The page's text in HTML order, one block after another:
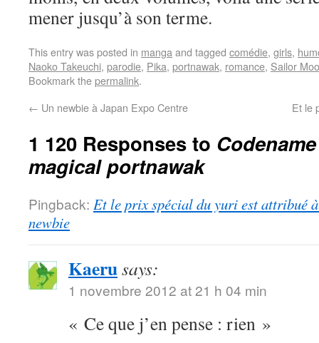
mener jusqu’à son terme.
This entry was posted in mangaand tagged comédie, girls,
Naoko Takeuchi, parodie, Pika, portnawak, romance, Sailor
Bookmark thepermalink.
← Un newbie à Japan Expo Centre Et le
1 120 Responses to
magical portnawak
Pingback: Et le prix spécial du yuri est attribué
newbie
Kaerusays:
1 novembre 2012 at 21 h 04 min
« Ce que j’en pense : rien »